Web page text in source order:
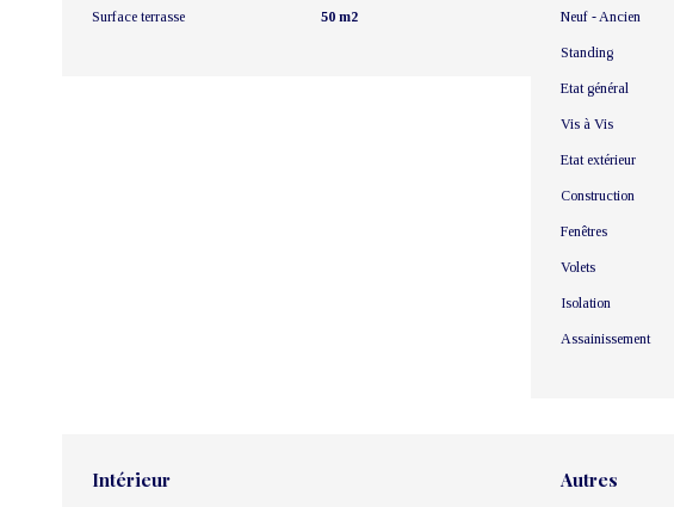
Surface terrasse 50 m2 Neuf - Ancien
Standing
Etat général
Vis à Vis
Etat extérieur
Construction
Fenêtres
Volets
Isolation
Assainissement
Intérieur Autres